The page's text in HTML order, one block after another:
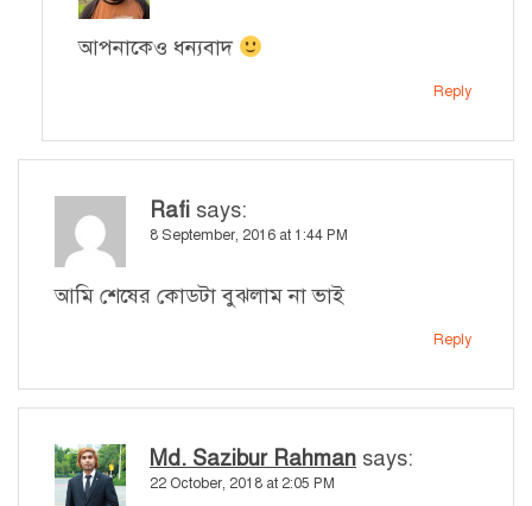
আপনাকেও ধন্যবাদ
Reply
Rafi says:
8 September, 2016 at 1:44 PM
আমি শেষের কোডটা বুঝলাম না ভাই
Reply
Md. Sazibur Rahman says:
22 October, 2018 at 2:05 PM